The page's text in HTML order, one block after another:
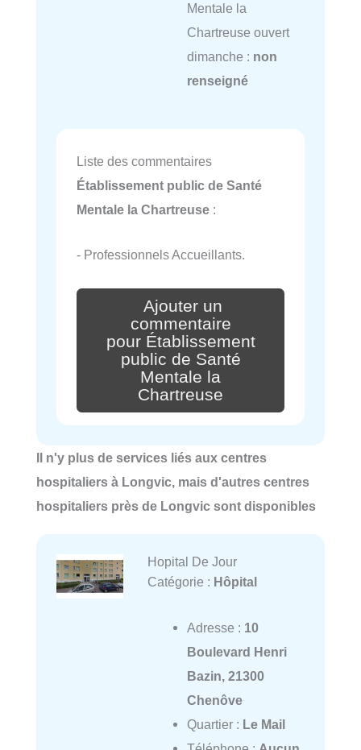
Mentale la
Chartreuse ouvert
dimanche : non
renseigné
Liste des commentaires
Établissement public de Santé
Mentale la Chartreuse :
- Professionnels Accueillants.
Ajouter un
commentaire
pour Établissement
public de Santé
Mentale la
Chartreuse
Il n'y plus de services liés aux centres
hospitaliers à Longvic, mais d'autres centres
hospitaliers près de Longvic sont disponibles
Hopital De Jour
Catégorie : Hôpital
Adresse : 10
Boulevard Henri
Bazin, 21300
Chenôve
Quartier : Le Mail